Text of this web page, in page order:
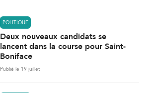
POLITIQUE
Deux nouveaux candidats se
lancent dans la course pour Saint-
Boniface
Publié le 19 juillet